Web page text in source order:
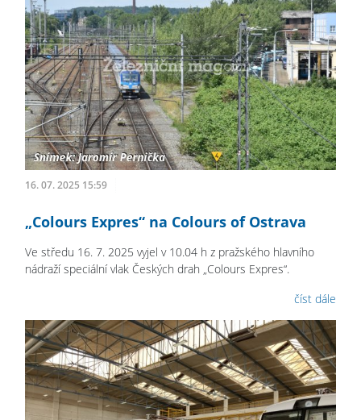
16. 07. 2025 15:59
„Colours Expres“ na Colours of Ostrava
Ve středu 16. 7. 2025 vyjel v 10.04 h z pražského hlavního
nádraží speciální vlak Českých drah „Colours Expres“.
číst dále